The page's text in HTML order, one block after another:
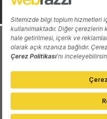
Hakkında
Katkıda Bulun